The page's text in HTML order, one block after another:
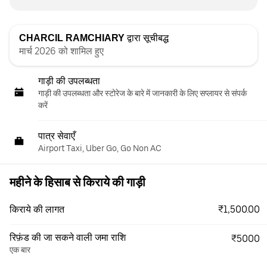
CHARCIL RAMCHIARYद्वारा सूचीबद्ध
मार्च 2026 को शामिल हुए
गाड़ी की उपलब्धता
गाड़ी की उपलब्धता और स्‍टोरेज के बारे में जानकारी के लिए सप्लायर से संपर्क
करें
पात्र सेवाएँ
Airport Taxi, Uber Go, Go Non AC
महीने के हिसाब से किराये की गाड़ी
किराये की लागत ₹1,500.00
रिफ़ंड की जा सकने वाली जमा राशि
एक बार
₹5000